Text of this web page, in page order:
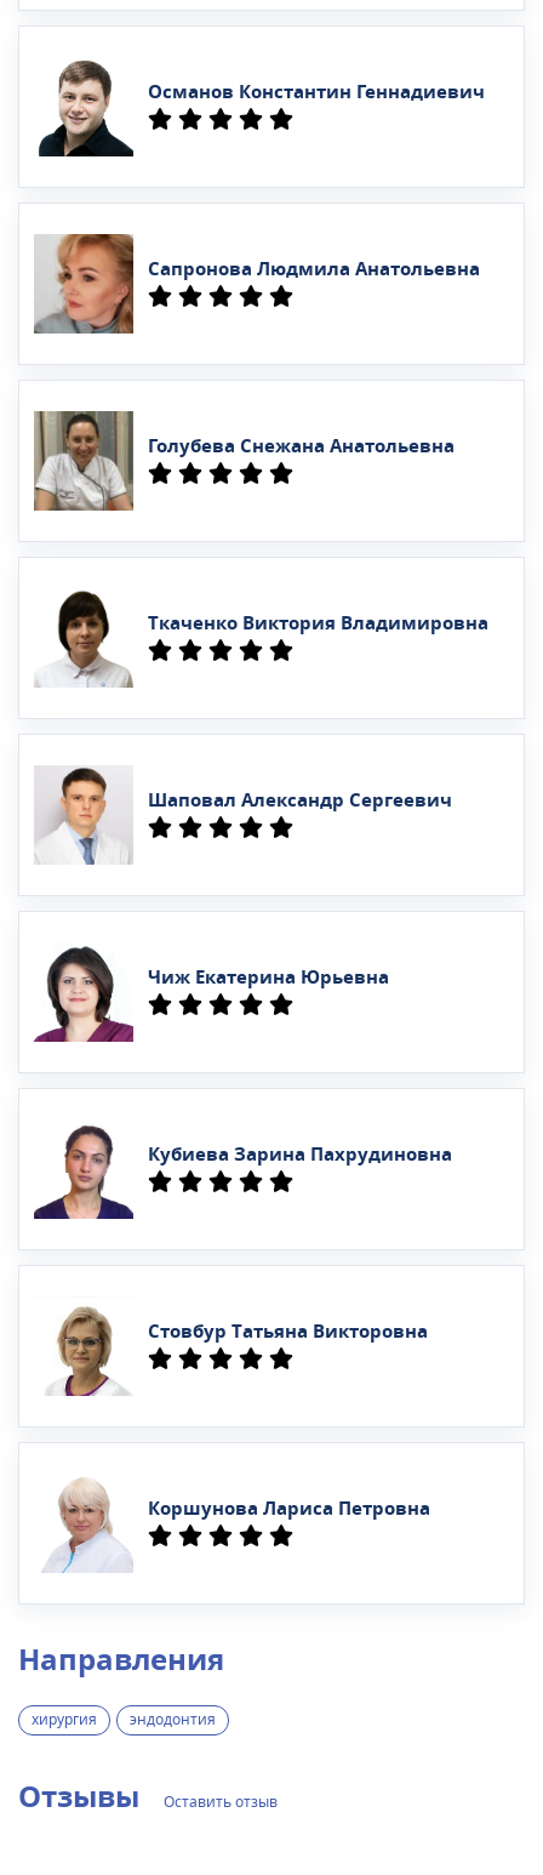
Османов Константин Геннадиевич
Сапронова Людмила Анатольевна
Голубева Снежана Анатольевна
Ткаченко Виктория Владимировна
Шаповал Александр Сергеевич
Чиж Екатерина Юрьевна
Кубиева Зарина Пахрудиновна
Стовбур Татьяна Викторовна
Коршунова Лариса Петровна
Направления
хирургия эндодонтия
Отзывы Оставить отзыв